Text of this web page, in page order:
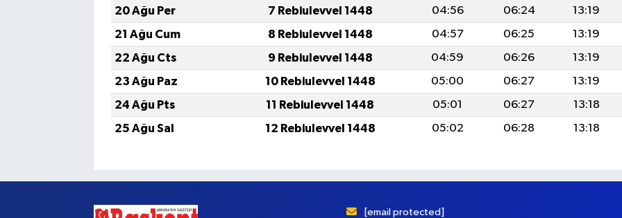
20 Ağu Per
7 Rebiulevvel 1448 04:56 06:24 13:19
21 Ağu Cum
8 Rebiulevvel 1448 04:57 06:25 13:19
22 Ağu Cts
9 Rebiulevvel 1448 04:59 06:26 13:19
23 Ağu Paz
10 Rebiulevvel 1448 05:00 06:27 13:19
24 Ağu Pts
11 Rebiulevvel 1448 05:01 06:27 13:18
25 Ağu Sal
12 Rebiulevvel 1448 05:02 06:28 13:18
[email protected]